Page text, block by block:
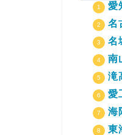
愛
名
名
南
滝
愛
海
東